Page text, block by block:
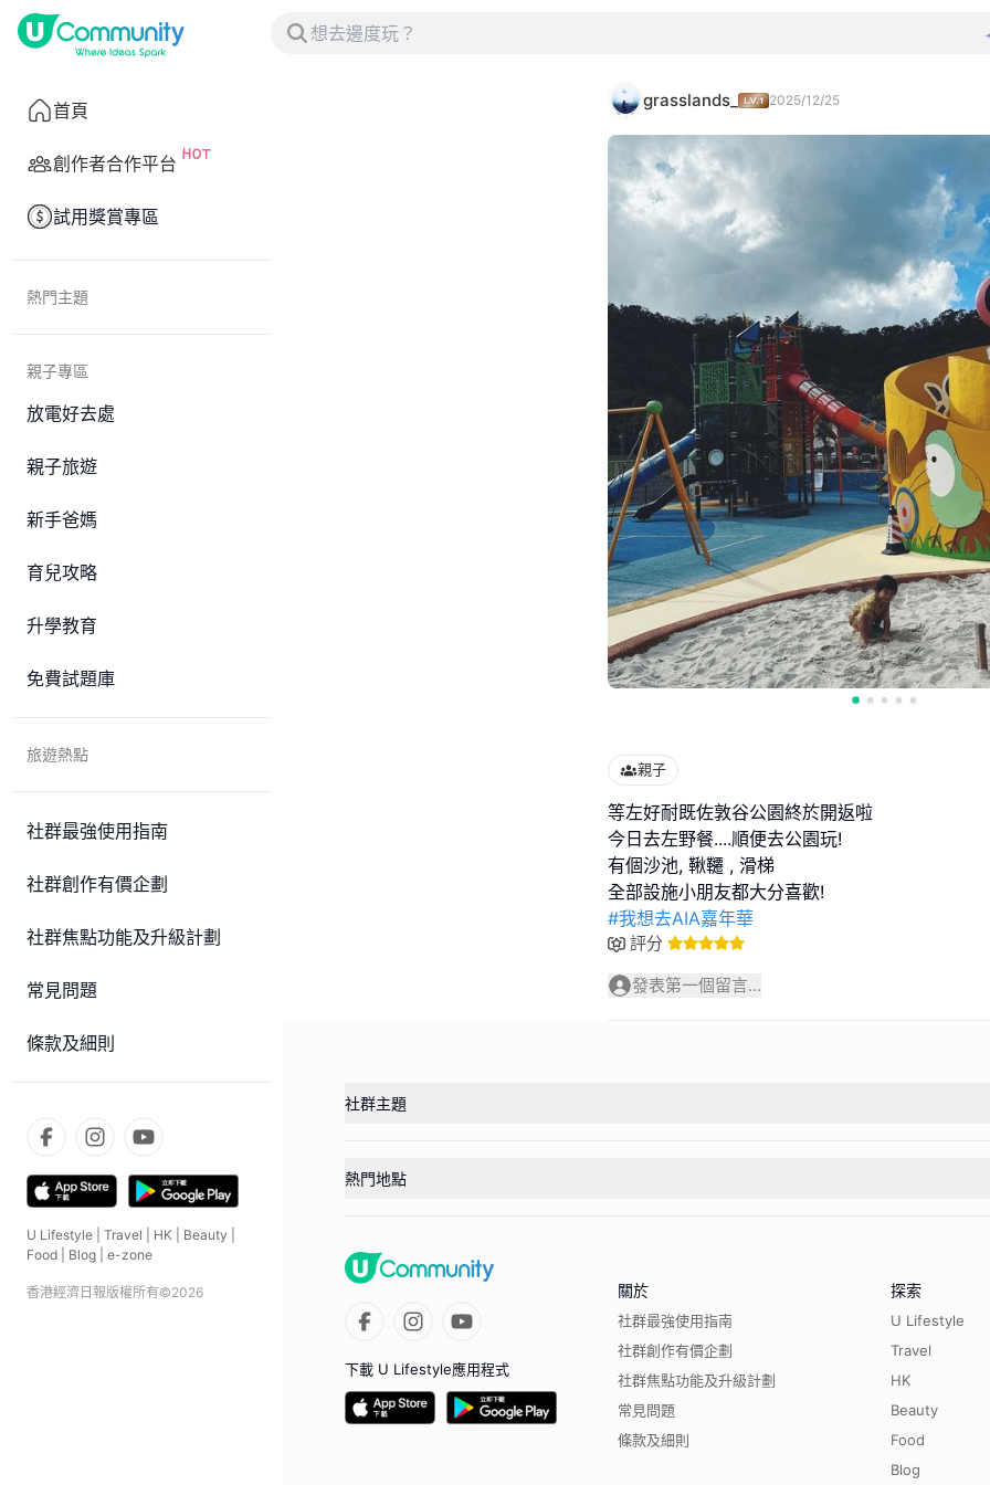
首頁
創作者合作平台
試用獎賞專區
熱門主題
親子專區
放電好去處
親子旅遊
新手爸媽
育兒攻略
升學教育
免費試題庫
旅遊熱點
社群最強使用指南
社群創作有價企劃
社群焦點功能及升級計劃
常見問題
條款及細則
U Lifestyle Travel HK Beauty
Food
Blog e-zone
香港經濟日報版權所有©2026
grasslands_ 2025/12/25
親子
等左好耐既佐敦谷公園終於開返啦
今日去左野餐....順便去公園玩!
有個沙池, 鞦韆 , 滑梯
#我想去AIA嘉年華
評分
發表第一個留言...
社群主題
熱門地點
下載 U Lifestyle應用程式
關於
社群最強使用指南
社群創作有價企劃
社群焦點功能及升級計劃
常見問題
條款及細則
探索
U Lifestyle
Travel
HK
Beauty
Food
Blog